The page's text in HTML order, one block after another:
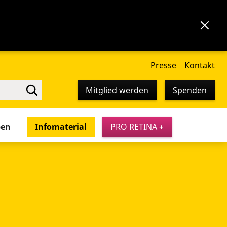
Presse Kontakt
Mitglied werden Spenden
Infomaterial PRO RETINA +